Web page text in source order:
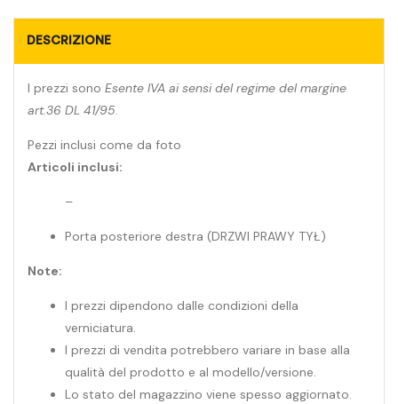
DESCRIZIONE
I prezzi sono Esente IVA ai sensi del regime del margine
art.36 DL 41/95.
Pezzi inclusi come da foto
Articoli inclusi:
–
Porta posteriore destra (DRZWI PRAWY TYŁ)
Note:
I prezzi dipendono dalle condizioni della
verniciatura.
I prezzi di vendita potrebbero variare in base alla
qualità del prodotto e al modello/versione.
Lo stato del magazzino viene spesso aggiornato.